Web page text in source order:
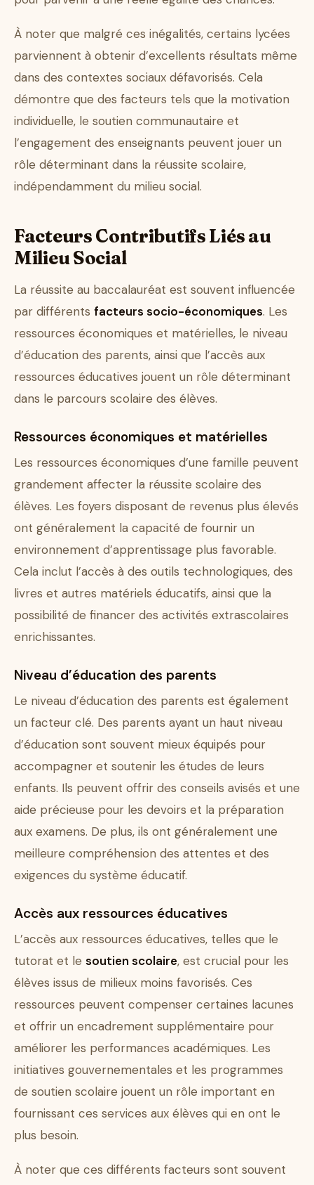
À noter que malgré ces inégalités, certains lycées
parviennent à obtenir d’excellents résultats même
dans des contextes sociaux défavorisés. Cela
démontre que des facteurs tels que la motivation
individuelle, le soutien communautaire et
l’engagement des enseignants peuvent jouer un
rôle déterminant dans la réussite scolaire,
indépendamment du milieu social.
Facteurs Contributifs Liés au
Milieu Social
La réussite au baccalauréat est souvent influencée
par différents facteurs socio-économiques. Les
ressources économiques et matérielles, le niveau
d’éducation des parents, ainsi que l’accès aux
ressources éducatives jouent un rôle déterminant
dans le parcours scolaire des élèves.
Ressources économiques et matérielles
Les ressources économiques d’une famille peuvent
grandement affecter la réussite scolaire des
élèves. Les foyers disposant de revenus plus élevés
ont généralement la capacité de fournir un
environnement d’apprentissage plus favorable.
Cela inclut l’accès à des outils technologiques, des
livres et autres matériels éducatifs, ainsi que la
possibilité de financer des activités extrascolaires
enrichissantes.
Niveau d’éducation des parents
Le niveau d’éducation des parents est également
un facteur clé. Des parents ayant un haut niveau
d’éducation sont souvent mieux équipés pour
accompagner et soutenir les études de leurs
enfants. Ils peuvent offrir des conseils avisés et une
aide précieuse pour les devoirs et la préparation
aux examens. De plus, ils ont généralement une
meilleure compréhension des attentes et des
exigences du système éducatif.
Accès aux ressources éducatives
L’accès aux ressources éducatives, telles que le
tutorat et le soutien scolaire, est crucial pour les
élèves issus de milieux moins favorisés. Ces
ressources peuvent compenser certaines lacunes
et offrir un encadrement supplémentaire pour
améliorer les performances académiques. Les
initiatives gouvernementales et les programmes
de soutien scolaire jouent un rôle important en
fournissant ces services aux élèves qui en ont le
plus besoin.
À noter que ces différents facteurs sont souvent